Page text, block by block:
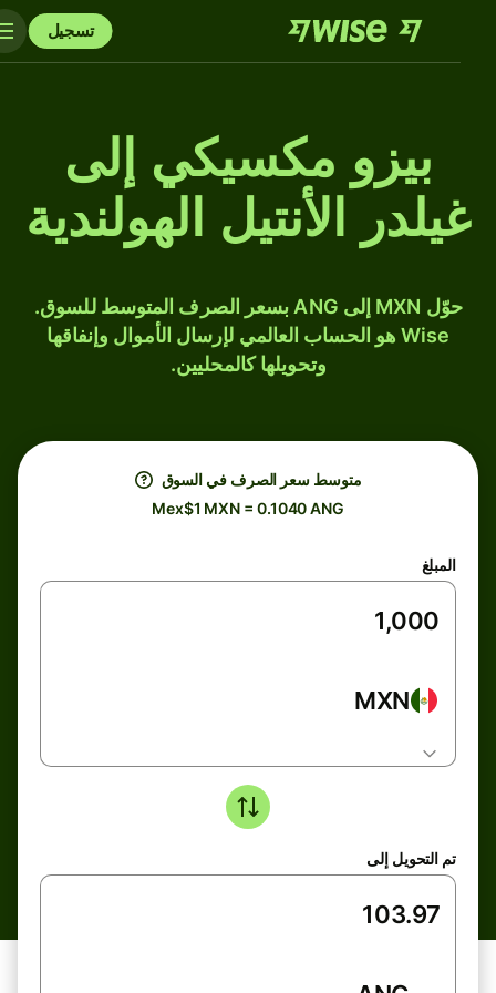
تسجيل
بيزو مكسيكي إلى
غيلدر الأنتيل الهولندية
حوّل MXN إلى ANG بسعر الصرف المتوسط للسوق.
Wise هو الحساب العالمي لإرسال الأموال وإنفاقها
وتحويلها كالمحليين.
متوسط ​​سعر الصرف في السوق
Mex$1 MXN = 0.1040 ANG
المبلغ
MXN
تم التحويل إلى